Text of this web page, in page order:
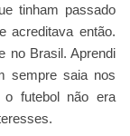
tinham passado
acreditava então.
no Brasil. Aprendi
sempre saia nos
futebol não era